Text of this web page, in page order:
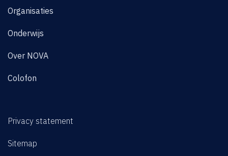
Organisaties
Onderwijs
Over NOVA
Colofon
Privacy statement
Sitemap